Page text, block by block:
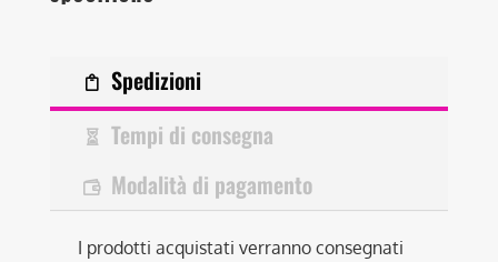
Spedizioni
Tempi di consegna
Modalità di pagamento
I prodotti acquistati verranno consegnati